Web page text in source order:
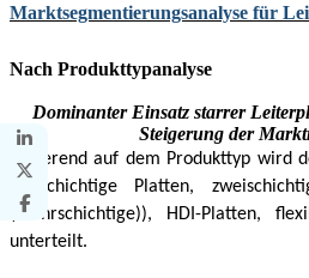
Marktsegmentierungsanalyse für
Nach Produkttypanalyse
Dominanter Einsatz starrer
Steigerung der
Basierend auf dem Produkttyp wird
(einschichtige Platten,
(mehrschichtige)), HDI-Platten,
unterteilt.